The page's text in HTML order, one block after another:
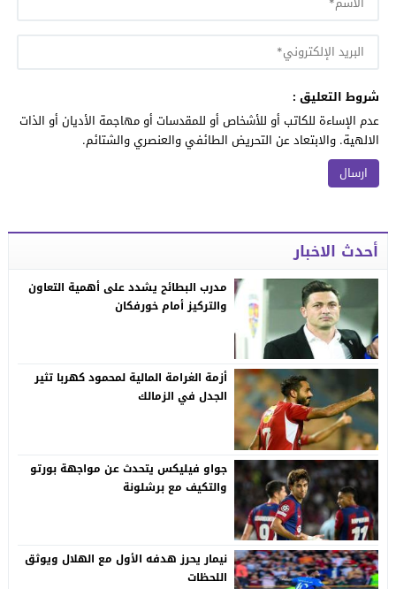
شروط التعليق :
عدم الإساءة للكاتب أو للأشخاص أو للمقدسات أو مهاجمة الأديان أو الذات
الالهية. والابتعاد عن التحريض الطائفي والعنصري والشتائم.
أحدث الاخبار
مدرب البطائح يشدد على أهمية التعاون
والتركيز أمام خورفكان
أزمة الغرامة المالية لمحمود كهربا تثير
الجدل في الزمالك
جواو فيليكس يتحدث عن مواجهة بورتو
والتكيف مع برشلونة
نيمار يحرز هدفه الأول مع الهلال ويوثق
اللحظات